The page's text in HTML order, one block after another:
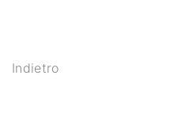
Indietro